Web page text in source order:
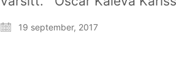
19 september, 2017